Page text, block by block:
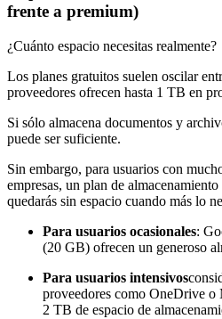
frente a premium)
¿Cuánto espacio necesitas realmente?
Los planes gratuitos suelen oscilar
proveedores ofrecen hasta 1 TB en
Si sólo almacena documentos y
puede ser suficiente.
Sin embargo, para usuarios con
empresas, un plan de
quedarás sin espacio cuando más lo
Para usuarios ocasionales:
(20 GB) ofrecen un generoso
Para usuarios intensivos
proveedores como OneDrive
2 TB de espacio de